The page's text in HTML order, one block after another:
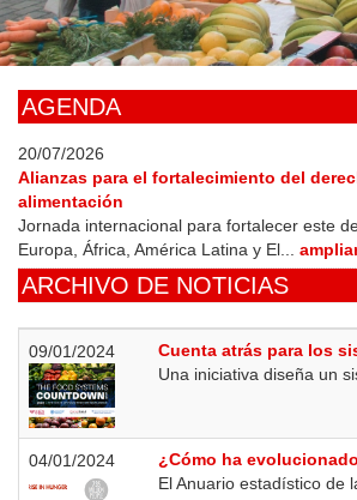
Skip
to
main
AGENDA
20/07/2026
Alianzas para el fortalecimiento del
alimentación
Jornada internacional para fortalecer este
Europa, África, América Latina y El...
ARCHIVO DE NOTICIAS
09/01/2024
Cuenta atrás para los
Una iniciativa diseña un
04/01/2024
¿Cómo ha
El Anuario estadístico de